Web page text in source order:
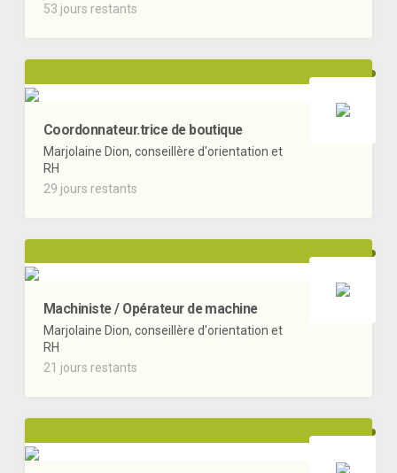
53 jours restants
Coordonnateur.trice de boutique
Marjolaine Dion, conseillère d'orientation et
RH
29 jours restants
Machiniste / Opérateur de machine
Marjolaine Dion, conseillère d'orientation et
RH
21 jours restants